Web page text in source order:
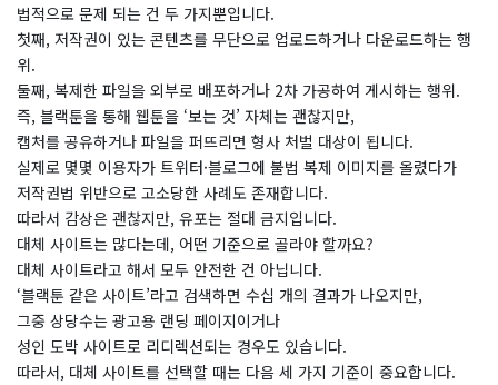
법적으로 문제 되는 건 두 가지뿐입니다.
첫째, 저작권이 있는 콘텐츠를 무단으로 업로드하거나 다운로드하는 행
위.
둘째, 복제한 파일을 외부로 배포하거나 2차 가공하여 게시하는 행위.
즉, 블랙툰을 통해 웹툰을 ‘보는 것’ 자체는 괜찮지만,
캡처를 공유하거나 파일을 퍼뜨리면 형사 처벌 대상이 됩니다.
실제로 몇몇 이용자가 트위터·블로그에 불법 복제 이미지를 올렸다가
저작권법 위반으로 고소당한 사례도 존재합니다.
따라서 감상은 괜찮지만, 유포는 절대 금지입니다.
대체 사이트는 많다는데, 어떤 기준으로 골라야 할까요?
​대체 사이트라고 해서 모두 안전한 건 아닙니다.
‘블랙툰 같은 사이트’라고 검색하면 수십 개의 결과가 나오지만,
그중 상당수는 광고용 랜딩 페이지이거나
성인 도박 사이트로 리디렉션되는 경우도 있습니다.
따라서, 대체 사이트를 선택할 때는 다음 세 가지 기준이 중요합니다.